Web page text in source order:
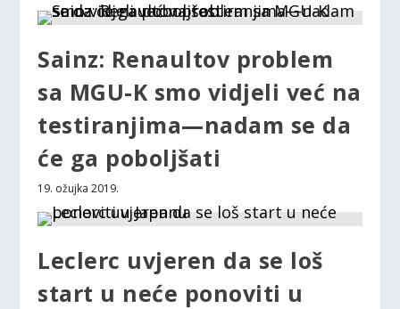
Sainz: Renaultov problem
sa MGU-K smo vidjeli već na
testiranjima—nadam se da
će ga poboljšati
19. ožujka 2019.
Leclerc uvjeren da se loš
start u neće ponoviti u